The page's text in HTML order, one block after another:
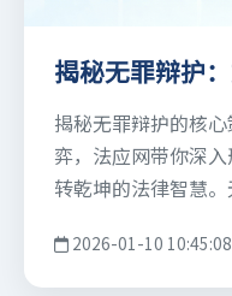
揭秘无罪辩护
揭秘无罪辩护的核
弈，法应网带你深
转乾坤的法律智慧
2026-01-10 10:45:08